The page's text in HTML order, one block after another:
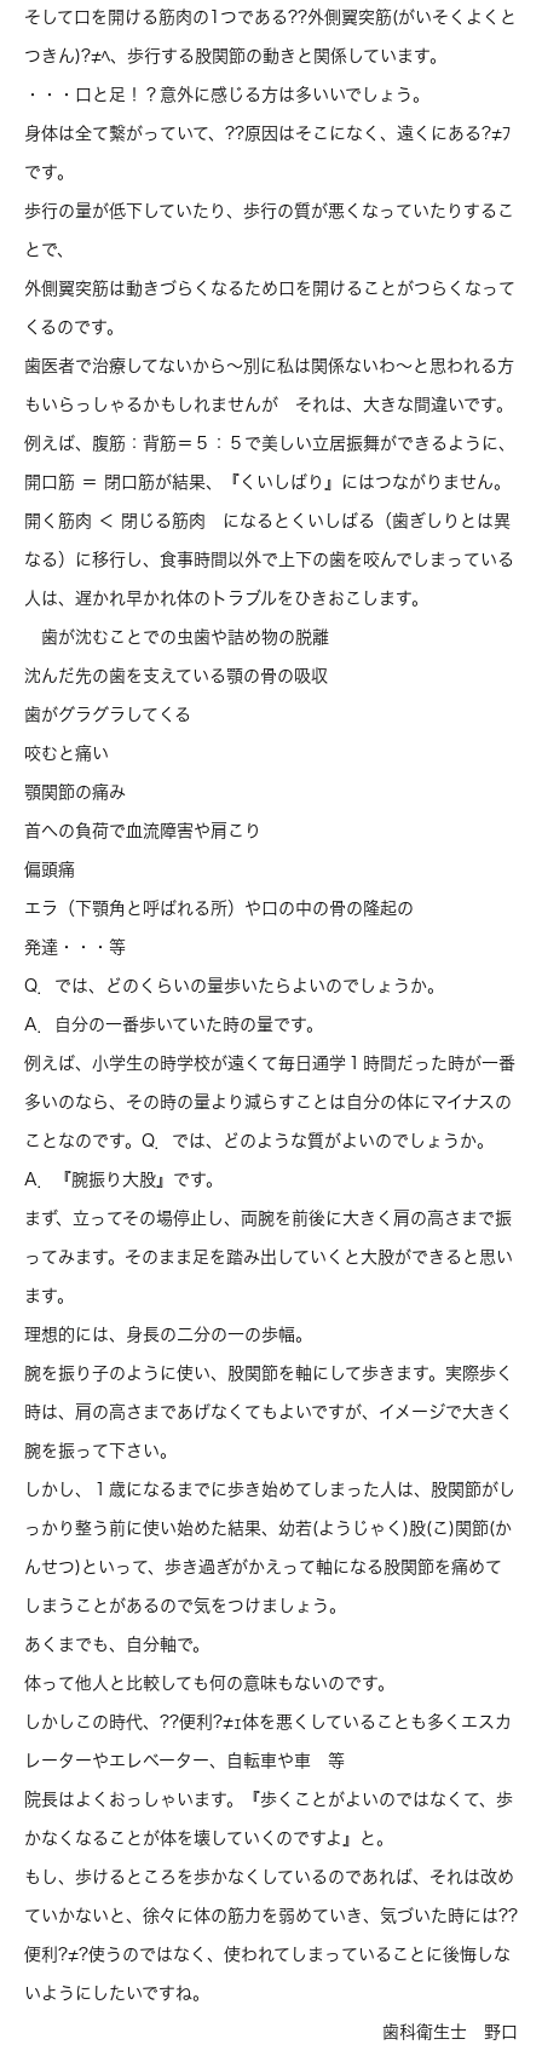
そして口を開ける筋肉の1つである??外側翼突筋(がいそくよくと
つきん)?≠ﾍ、歩行する股関節の動きと関係しています。
・・・口と足！？意外に感じる方は多いいでしょう。
身体は全て繋がっていて、??原因はそこになく、遠くにある?≠ﾌ
です。
歩行の量が低下していたり、歩行の質が悪くなっていたりするこ
とで、
外側翼突筋は動きづらくなるため口を開けることがつらくなって
くるのです。
歯医者で治療してないから～別に私は関係ないわ～と思われる方
もいらっしゃるかもしれませんが それは、大きな間違いです。
例えば、腹筋：背筋＝５：５で美しい立居振舞ができるように、
開口筋 ＝ 閉口筋が結果、『くいしばり』にはつながりません。
開く筋肉 ＜ 閉じる筋肉 になるとくいしばる（歯ぎしりとは異
なる）に移行し、食事時間以外で上下の歯を咬んでしまっている
人は、遅かれ早かれ体のトラブルをひきおこします。
歯が沈むことでの虫歯や詰め物の脱離
沈んだ先の歯を支えている顎の骨の吸収
歯がグラグラしてくる
咬むと痛い
顎関節の痛み
首への負荷で血流障害や肩こり
偏頭痛
エラ（下顎角と呼ばれる所）や口の中の骨の隆起の
発達・・・等
Q．では、どのくらいの量歩いたらよいのでしょうか。
A．自分の一番歩いていた時の量です。
例えば、小学生の時学校が遠くて毎日通学１時間だった時が一番
多いのなら、その時の量より減らすことは自分の体にマイナスの
ことなのです。Q．では、どのような質がよいのでしょうか。
A．『腕振り大股』です。
まず、立ってその場停止し、両腕を前後に大きく肩の高さまで振
ってみます。そのまま足を踏み出していくと大股ができると思い
ます。
理想的には、身長の二分の一の歩幅。
腕を振り子のように使い、股関節を軸にして歩きます。実際歩く
時は、肩の高さまであげなくてもよいですが、イメージで大きく
腕を振って下さい。
しかし、１歳になるまでに歩き始めてしまった人は、股関節がし
っかり整う前に使い始めた結果、幼若(ようじゃく)股(こ)関節(か
んせつ)といって、歩き過ぎがかえって軸になる股関節を痛めて
しまうことがあるので気をつけましょう。
あくまでも、自分軸で。
体って他人と比較しても何の意味もないのです。
しかしこの時代、??便利?≠ｪ体を悪くしていることも多くエスカ
レーターやエレベーター、自転車や車 等
院長はよくおっしゃいます。『歩くことがよいのではなくて、歩
かなくなることが体を壊していくのですよ』と。
もし、歩けるところを歩かなくしているのであれば、それは改め
ていかないと、徐々に体の筋力を弱めていき、気づいた時には??
便利?≠?使うのではなく、使われてしまっていることに後悔しな
いようにしたいですね。
歯科衛生士 野口